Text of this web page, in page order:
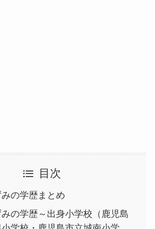
目次
の学歴まとめ
の学歴～出身小学校（鹿児島